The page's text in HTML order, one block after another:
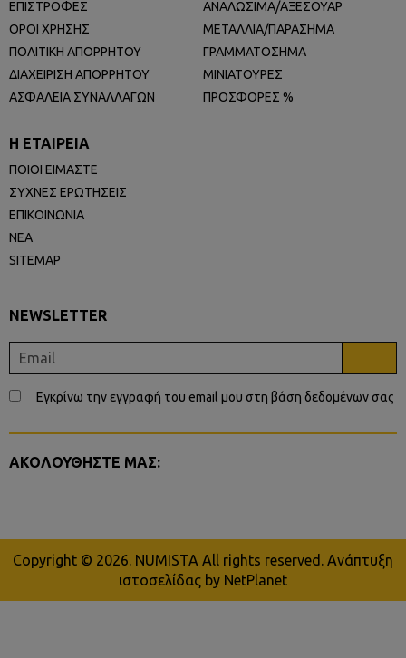
ΕΠΙΣΤΡΟΦΕΣ
ΟΡΟΙ ΧΡΗΣΗΣ
ΠΟΛΙΤΙΚΗ ΑΠΟΡΡΗΤΟΥ
ΔΙΑΧΕΙΡΙΣΗ ΑΠΟΡΡΗΤΟΥ
ΑΣΦΑΛΕΙΑ ΣΥΝΑΛΛΑΓΩΝ
ΑΝΑΛΩΣΙΜΑ/ΑΞΕΣΟΥΑΡ
ΜΕΤΑΛΛΙΑ/ΠΑΡΑΣΗΜΑ
ΓΡΑΜΜΑΤΟΣΗΜΑ
ΜΙΝΙΑΤΟΥΡΕΣ
ΠΡΟΣΦΟΡΕΣ %
Η ΕΤΑΙΡΕΙΑ
ΠΟΙΟΙ ΕΙΜΑΣΤΕ
ΣΥΧΝΕΣ ΕΡΩΤΗΣΕΙΣ
ΕΠΙΚΟΙΝΩΝΙΑ
ΝΕΑ
SITEMAP
NEWSLETTER
Εγκρίνω την εγγραφή του email μου στη βάση δεδομένων σας
ΑΚΟΛΟΥΘΗΣΤΕ ΜΑΣ:
Copyright © 2026. NUMISTA All rights reserved. Ανάπτυξη
ιστοσελίδας by NetPlanet